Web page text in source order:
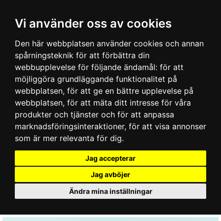
Vi använder oss av cookies
Den här webbplatsen använder cookies och annan
spårningsteknik för att förbättra din
webbupplevelse för följande ändamål: för att
möjliggöra grundläggande funktionalitet på
webbplatsen, för att ge en bättre upplevelse på
webbplatsen, för att mäta ditt intresse för våra
produkter och tjänster och för att anpassa
marknadsföringsinteraktioner, för att visa annonser
som är mer relevanta för dig.
Jag accepterar
Jag avböjer
Ändra mina inställningar